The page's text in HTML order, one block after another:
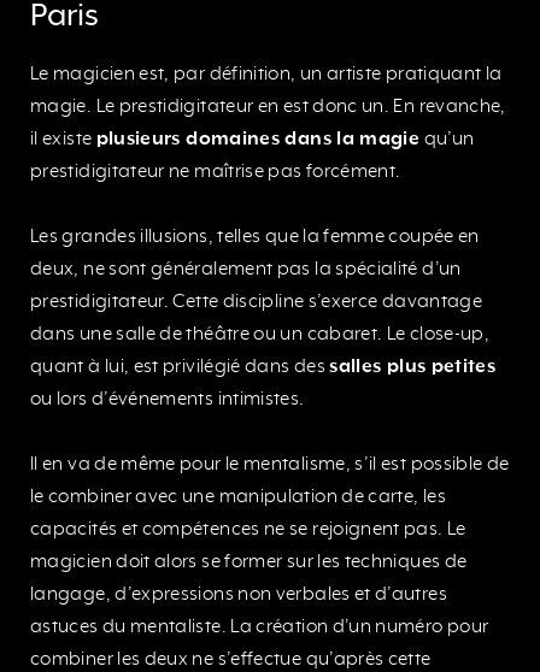
Paris
Le magicien est, par définition, un artiste pratiquant la
magie. Le prestidigitateur en est donc un. En revanche,
il existe plusieurs domaines dans la magie qu’un
prestidigitateur ne maîtrise pas forcément.
Les grandes illusions, telles que la femme coupée en
deux, ne sont généralement pas la spécialité d’un
prestidigitateur. Cette discipline s’exerce davantage
dans une salle de théâtre ou un cabaret. Le close-up,
quant à lui, est privilégié dans dessalles plus petites
ou lors d’événements intimistes.
Il en va de même pour le mentalisme, s’il est possible de
le combiner avec une manipulation de carte, les
capacités et compétences ne se rejoignent pas. Le
magicien doit alors se former sur les techniques de
langage, d’expressions non verbales et d’autres
astuces du mentaliste. La création d’un numéro pour
combiner les deux ne s’effectue qu’après cette